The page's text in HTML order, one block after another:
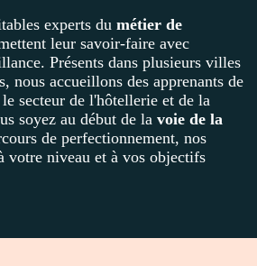
experts du métier de
leur savoir-faire avec
Présents dans plusieurs villes
nous accueillons des apprenants de
secteur de l'hôtellerie et de la
soyez au début de la voie de la
de perfectionnement, nos
votre niveau et à vos objectifs